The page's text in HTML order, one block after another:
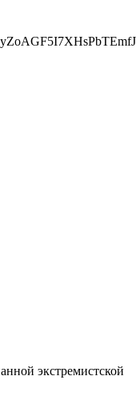
экстремистской